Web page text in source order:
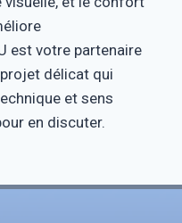
est votre partenaire
délicat qui
et sens
en discuter.